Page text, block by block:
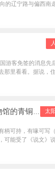
的辽宁路与偏西南
游客免签的消息
那里看看。据说，
太
图像学苗圃）
柄可持，有喙可写
可能受了《说文》